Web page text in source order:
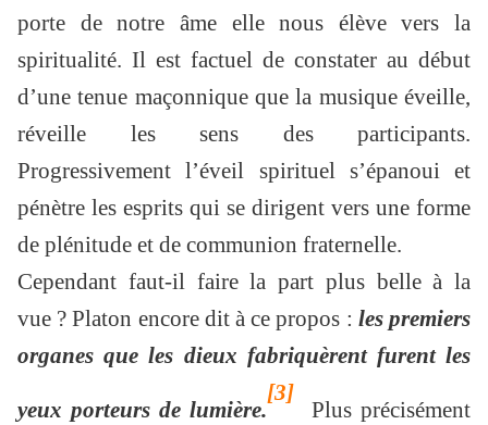
porte de notre âme elle nous élève vers la
spiritualité. Il est factuel de constater au début
d’une tenue maçonnique que la musique éveille,
réveille les sens des participants.
Progressivement l’éveil spirituel s’épanoui et
pénètre les esprits qui se dirigent vers une forme
de plénitude et de communion fraternelle.
Cependant faut-il faire la part plus belle à la
vue ? Platon encore dit à ce propos : les premiers
organes que les dieux fabriquèrent furent les
yeux porteurs de lumière.
[3]
Plus précisément